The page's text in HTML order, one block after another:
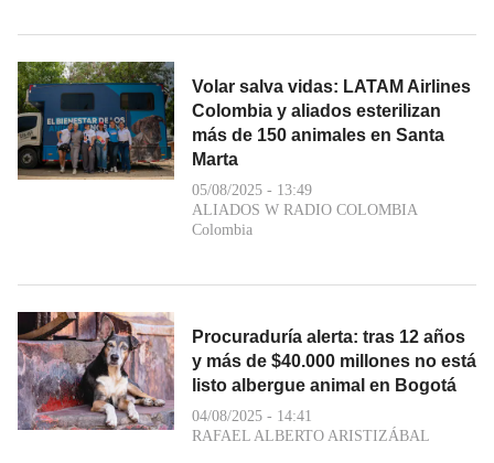
Volar salva vidas: LATAM Airlines
Colombia y aliados esterilizan
más de 150 animales en Santa
Marta
05/08/2025 - 13:49
ALIADOS W RADIO COLOMBIA
Colombia
Procuraduría alerta: tras 12 años
y más de $40.000 millones no está
listo albergue animal en Bogotá
04/08/2025 - 14:41
RAFAEL ALBERTO ARISTIZÁBAL